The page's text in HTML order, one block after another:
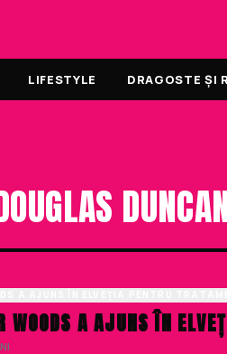
LIFESTYLE DRAGOSTE ȘI
WOODS A AJUNS ÎN